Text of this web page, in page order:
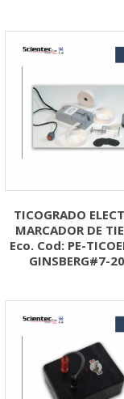
TICOGRADO
MARCADOR DE
Eco. Cod: PE-
GINSBERG#7-